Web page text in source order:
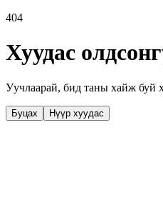
404
Хуудас
Уучлаарай, бид таны хайж буй
Буцах Нүүр хуудас